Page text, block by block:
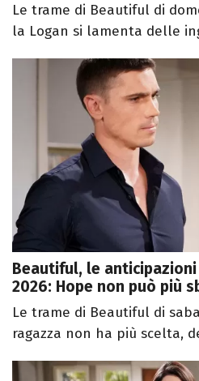
Le trame di Beautiful di
la Logan si lamenta delle
Beautiful, le
2026: Hope non può più
Le trame di Beautiful di
ragazza non ha più scelta,